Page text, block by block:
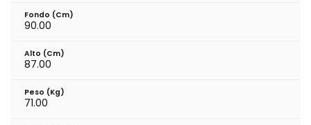
Fondo (cm)
90.00
Alto (cm)
87.00
Peso (kg)
71.00